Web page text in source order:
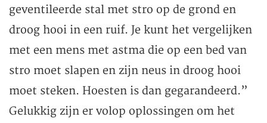
geventileerde stal met stro op de grond en
droog hooi in een ruif. Je kunt het vergelijken
met een mens met astma die op een bed van
stro moet slapen en zijn neus in droog hooi
moet steken. Hoesten is dan gegarandeerd.”
Gelukkig zijn er volop oplossingen om het